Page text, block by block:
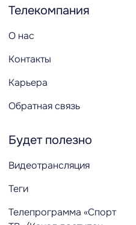
Телекомпания
О нас
Контакты
Карьера
Обратная связь
Будет полезно
Видеотрансляция
Теги
Телепрограмма «Спорт